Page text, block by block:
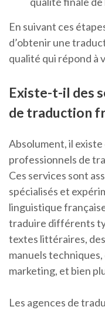
En suivant ces
d’obtenir une
qualité qui répond à
Existe-t-il des
de traduction
Absolument, il
professionnels de
Ces services sont
spécialisés et
linguistique
traduire différents
textes littéraires,
manuels
marketing, et bien
Les agences de